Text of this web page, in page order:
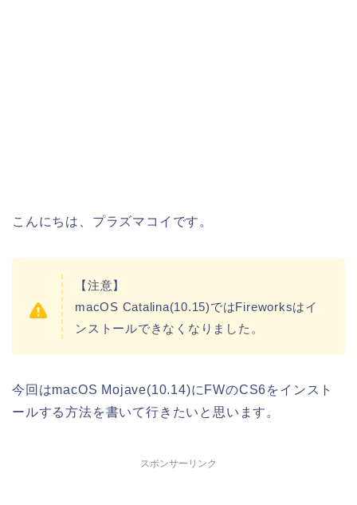
こんにちは、プラズマコイです。
【注意】
macOS Catalina(10.15)ではFireworksはイ
ンストールできなくなりました。
今回はmacOS Mojave(10.14)にFWのCS6をインスト
ールする方法を書いて行きたいと思います。
スポンサーリンク